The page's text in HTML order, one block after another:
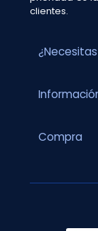
clientes.
Compra